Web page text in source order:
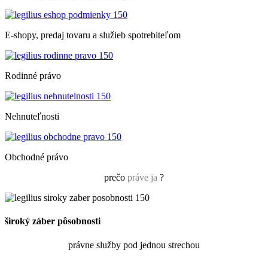
E-shopy, predaj tovaru a služieb spotrebiteľom
Rodinné právo
Nehnuteľnosti
Obchodné právo
prečo práve ja ?
široký záber pôsobnosti
právne služby pod jednou strechou